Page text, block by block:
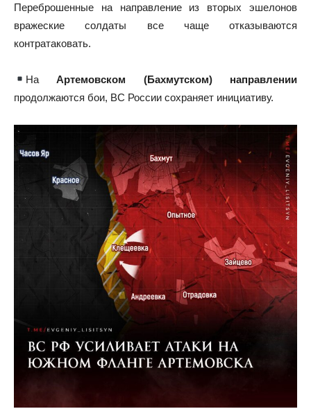
Переброшенные на направление из вторых эшелонов
вражеские солдаты все чаще отказываются
контратаковать.
НаАртемовском (Бахмутском) направлении
продолжаются бои, ВС России сохраняет инициативу.